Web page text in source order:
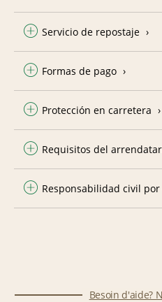
Servicio de repostaje
Formas de pago
Protección en carretera
Requisitos del
Responsabilidad civil
Besoin d'aide?